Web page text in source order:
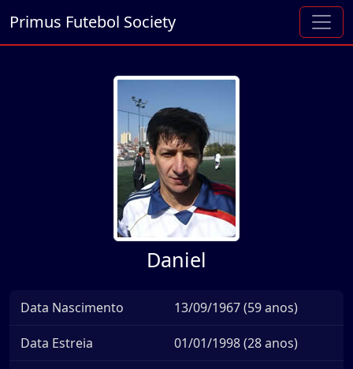
Primus Futebol Society
Daniel
Data Nascimento 13/09/1967 (59 anos)
Data Estreia 01/01/1998 (28 anos)